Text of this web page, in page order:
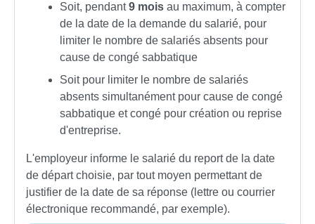
Soit, pendant 9 mois au maximum, à compter
de la date de la demande du salarié, pour
limiter le nombre de salariés absents pour
cause de congé sabbatique
Soit pour limiter le nombre de salariés
absents simultanément pour cause de congé
sabbatique et congé pour création ou reprise
d'entreprise.
L'employeur informe le salarié du report de la date
de départ choisie, par tout moyen permettant de
justifier de la date de sa réponse (lettre ou courrier
électronique recommandé, par exemple).